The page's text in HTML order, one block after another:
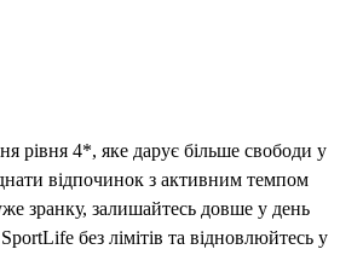
рівня 4*, яке дарує більше свободи у
відпочинок з активним темпом
зранку, залишайтесь довше у день
без лімітів та відновлюйтесь у